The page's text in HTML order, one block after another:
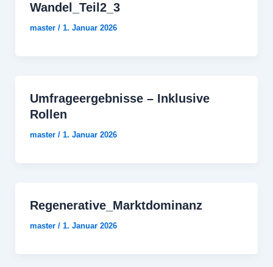
Wandel_Teil2_3
master / 1. Januar 2026
Umfrageergebnisse – Inklusive
Rollen
master / 1. Januar 2026
Regenerative_Marktdominanz
master / 1. Januar 2026